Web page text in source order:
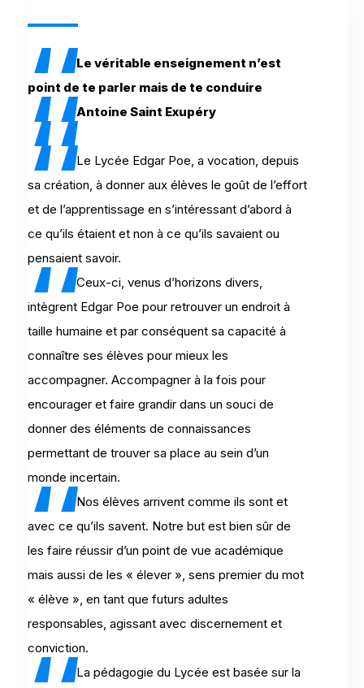
Le véritable enseignement n’est
point de te parler mais de te conduire
Antoine Saint Exupéry
Le Lycée Edgar Poe, a vocation, depuis
sa création, à donner aux élèves le goût de l’effort
et de l’apprentissage en s’intéressant d’abord à
ce qu’ils étaient et non à ce qu’ils savaient ou
pensaient savoir.
Ceux-ci, venus d’horizons divers,
intègrent Edgar Poe pour retrouver un endroit à
taille humaine et par conséquent sa capacité à
connaître ses élèves pour mieux les
accompagner. Accompagner à la fois pour
encourager et faire grandir dans un souci de
donner des éléments de connaissances
permettant de trouver sa place au sein d’un
monde incertain.
Nos élèves arrivent comme ils sont et
avec ce qu’ils savent. Notre but est bien sûr de
les faire réussir d’un point de vue académique
mais aussi de les « élever », sens premier du mot
« élève », en tant que futurs adultes
responsables, agissant avec discernement et
conviction.
La pédagogie du Lycée est basée sur la